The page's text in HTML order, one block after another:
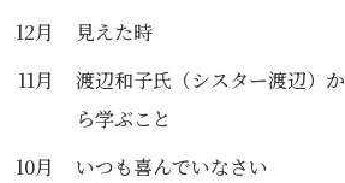
12月
見えた時
11月
渡辺和子氏（シスター渡辺）か
ら学ぶこと
10月
いつも喜んでいなさい